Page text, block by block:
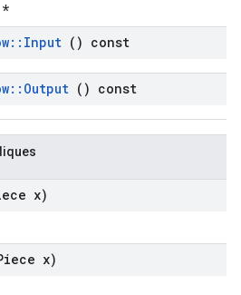
:: Input () const
:: Output () const
x)
x)